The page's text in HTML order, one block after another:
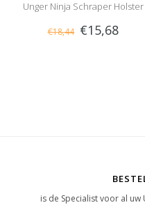
Unger Ninja Schraper Holster
€18,44 €15,68
is de Specialist voor al